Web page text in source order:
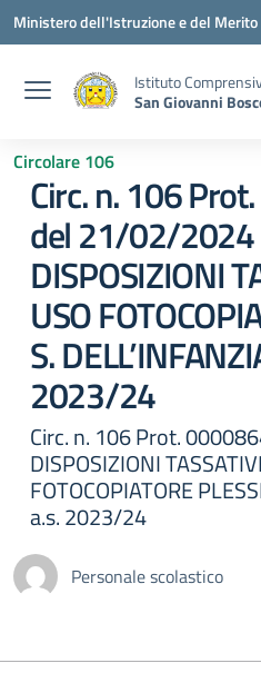
Vai ai contenuti
Vai al menu di navigazione
Vai al footer
Ministero dell'Istruzione e del Merito
Istituto
San Giovanni
Circolare 106
Circ. n. 106
del 21/02/
DISPOSIZIONI
USO
S.
2023/24
Circ. n. 106 Prot.
DISPOSIZIONI
FOTOCOPIATORE
a.s. 2023/24
Personale scolastico